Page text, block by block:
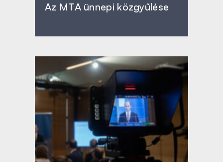
Az MTA ünnepi közgyűlése